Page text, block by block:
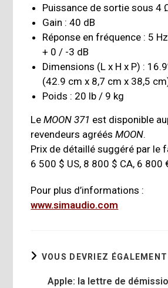
Puissance de sortie sous 4
Gain : 40 dB
Réponse en fréquence : 5
+ 0 / -3 dB
Dimensions (L x H x P) : 16.9’’
(42.9 cm x 8,7 cm x 38,5
Poids : 20 lb / 9 kg
LeMOON 371 est disponible
revendeurs agréésMOON.
Prix de détaillé suggéré par le
6 500 $ US, 8 800 $ CA, 6 800
Pour plus d’informations :
www.simaudio.com
VOUS DEVRIEZ
Apple: la lettre de